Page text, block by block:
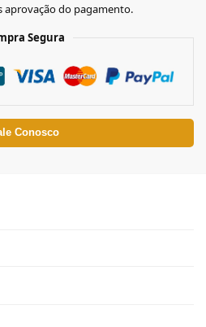
aprovação do pagamento.
Segura
Conosco